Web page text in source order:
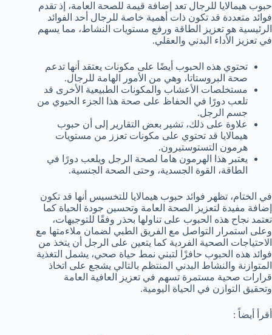
حبوب هيمالايا للرجال تعد إضافة قيمة للصحة العامة، إذ تقدم
فوائد متعددة قد تكون ذات أهمية خاصة للرجال أحد الفوائد
الرئيسية هو تعزيز الطاقة ورفع مستويات النشاط، مما يسهم
في تعزيز الأداء البدني والعقلي.
تحتوي هذه الحبوب أيضًا على مكونات يعتقد أنها تدعم
صحة البروستاتا، وهي من الأمور الهامة للرجال.
مستخلصات الأعشاب والمكونات الطبيعية الأخرى قد
تلعب دورًا في الحفاظ على صحة هذا الجزء الحيوي من
جسم الرجل.
علاوة على ذلك، تشير بعض التقارير إلى أن حبوب
هيمالايا قد تحتوي على مكونات تعزز من مستويات
هرمون التستوستيرون.
يعتبر هذا الهرمون هاما لصحة الرجل ويلعب دورًا في
الطاقة، القوة الجسدية، وحتى الصحة الجنسية.
في الختام، تظهر فوائد حبوب هيمالايا للتخسيس أنها قد تكون
إضافة مفيدة لتعزيز الصحة العامة وتحسين جودة الحياة كما
تعتمد نجاح هذه الحبوب على تناولها بحذر وفقًا للتوجيهات،
وعلى استمرار التواصل مع الفريق الطبي لضمان ملاءمتها مع
الاحتياجات الصحية الفردية كما يتعين على الرجل أن يتخذ من
فوائد هذه الحبوب حافزًا لتبني نمط حياة صحي، يشمل التغذية
المتوازنة والنشاط البدني المنتظم بالتالي يشجع على اتخاذ
قرارات صحية مستمرة تسهم في تعزيز العافية العامة
وتحقيق التوازن في الحياة اليومية.
أقرأ أيضاً :